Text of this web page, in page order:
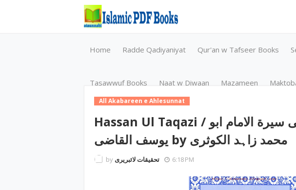
Home Radde Qadiyaniyat Qur'an w Tafseer Books
Tasawwuf Books Naat w Diwaan Mazameen
All Akabareen e Ahlesunnat
Hassan Ul Taqazi / حسن التقاضی فی سیرة الامام ابو
یوسف القاضی by محمد زاہد الکوثری
by تحقیقات لائبریری 6:18 PM